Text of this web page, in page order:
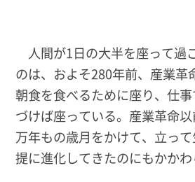
人間が1日の大半を座って過
のは、およそ280年前、産業革
朝食を食べるために座り、仕
づけば座っている。産業革命
万年もの歳月をかけて、立っ
提に進化してきたのにもかかわ